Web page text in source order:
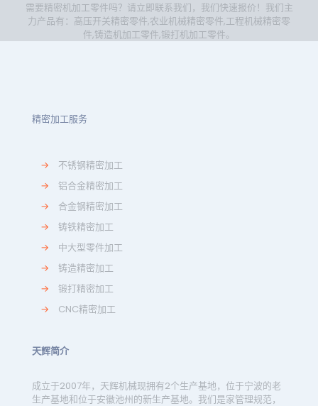
需要精密机加工零件吗？请立即联系我们，我们快速报价！我们主
力产品有： 高压开关精密零件,农业机械精密零件,工程机械精密零
件,铸造机加工零件,锻打机加工零件。
精密加工服务
→
不锈钢精密加工
→
铝合金精密加工
→
合金钢精密加工
→
铸铁精密加工
→
中大型零件加工
→
铸造精密加工
→
锻打精密加工
→
CNC精密加工
天辉简介
成立于2007年，天辉机械现拥有2个生产基地，位于宁波的老
生产基地和位于安徽池州的新生产基地。我们是家管理规范，